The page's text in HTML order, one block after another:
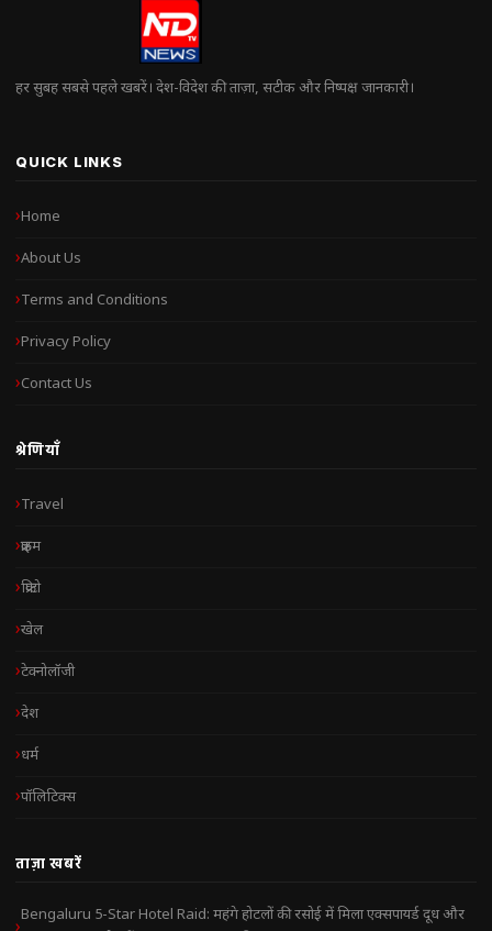
हर सुबह सबसे पहले खबरें। देश-विदेश की ताज़ा, सटीक और निष्पक्ष जानकारी।
QUICK LINKS
Home
About Us
Terms and Conditions
Privacy Policy
Contact Us
श्रेणियाँ
Travel
क्राइम
क्रिप्टो
खेल
टेक्नोलॉजी
देश
धर्म
पॉलिटिक्स
ताज़ा खबरें
Bengaluru 5-Star Hotel Raid: महंगे होटलों की रसोई में मिला एक्सपायर्ड दूध और